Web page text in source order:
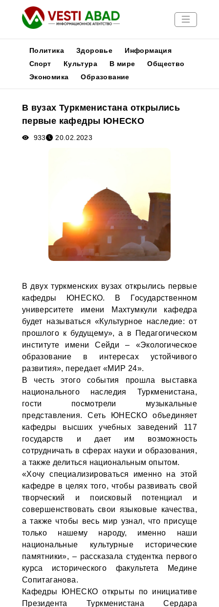
Новости
Медиа
Афиша
Политика Здоровье
Информация
Спорт
Культура В мире
Общество
Экономика
Образование
В вузах Туркменистана открылись
первые кафедры ЮНЕСКО
933 20.02.2023
В двух туркменских вузах открылись первые
кафедры ЮНЕСКО. В Государственном
университете имени Махтумкули кафедра
будет называться «Культурное наследие: от
прошлого к будущему», а в Педагогическом
институте имени Сейди – «Экологическое
образование в интересах устойчивого
развития», передает «МИР 24».
В честь этого события прошла выставка
национального наследия Туркменистана,
гости посмотрели музыкальные
представления. Сеть ЮНЕСКО объединяет
кафедры высших учебных заведений 117
государств и дает им возможность
сотрудничать в сферах науки и образования,
а также делиться национальным опытом.
«Хочу специализироваться именно на этой
кафедре в целях того, чтобы развивать свой
творческий и поисковый потенциал и
совершенствовать свои языковые качества,
а также чтобы весь мир узнал, что присуще
только нашему народу, именно наши
национальные культурные исторические
памятники», – рассказала студентка первого
курса исторического факультета Медине
Сопитаганова.
Кафедры ЮНЕСКО открыты по инициативе
Президента Туркменистана Сердара